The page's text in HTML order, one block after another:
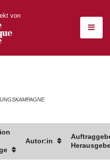
von
Autor:in